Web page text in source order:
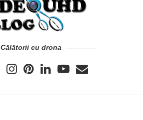
Călătorii cu drona